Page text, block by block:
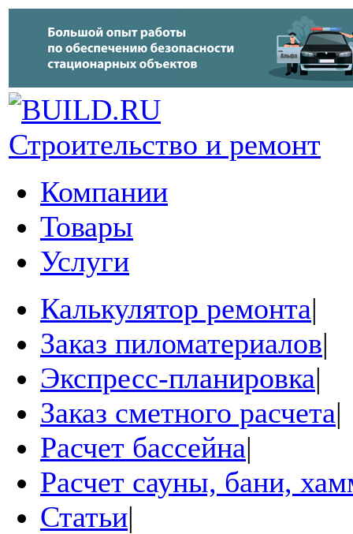
Строительство и ремонт
Компании
Товары
Услуги
Калькулятор ремонта|
Заказ пиломатериалов|
Экспресс-планировка|
Заказ сметного расчета|
Расчет бассейна|
Расчет сауны, бани,
Статьи|